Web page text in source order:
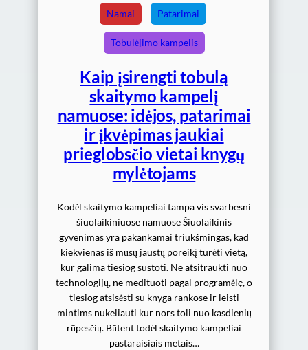
Namai Patarimai
Tobulėjimo kampelis
Kaip įsirengti tobulą
skaitymo kampelį
namuose: idėjos, patarimai
ir įkvėpimas jaukiai
prieglobsčio vietai knygų
mylėtojams
Kodėl skaitymo kampeliai tampa vis svarbesni
šiuolaikiniuose namuose Šiuolaikinis
gyvenimas yra pakankamai triukšmingas, kad
kiekvienas iš mūsų jaustų poreikį turėti vietą,
kur galima tiesiog sustoti. Ne atsitraukti nuo
technologijų, ne medituoti pagal programėlę, o
tiesiog atsisėsti su knyga rankose ir leisti
mintims nukeliauti kur nors toli nuo kasdienių
rūpesčių. Būtent todėl skaitymo kampeliai
pastaraisiais metais…